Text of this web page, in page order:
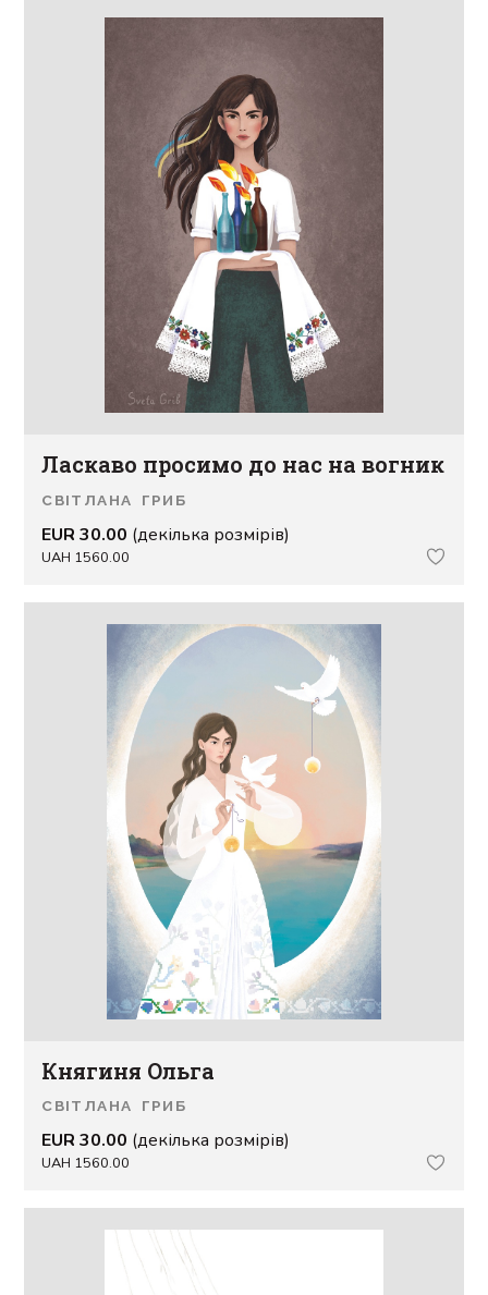
Ласкаво просимо до нас на вогник
СВІТЛАНА ГРИБ
EUR 30.00 (декілька розмірів)
UAH 1560.00
Княгиня Ольга
СВІТЛАНА ГРИБ
EUR 30.00 (декілька розмірів)
UAH 1560.00